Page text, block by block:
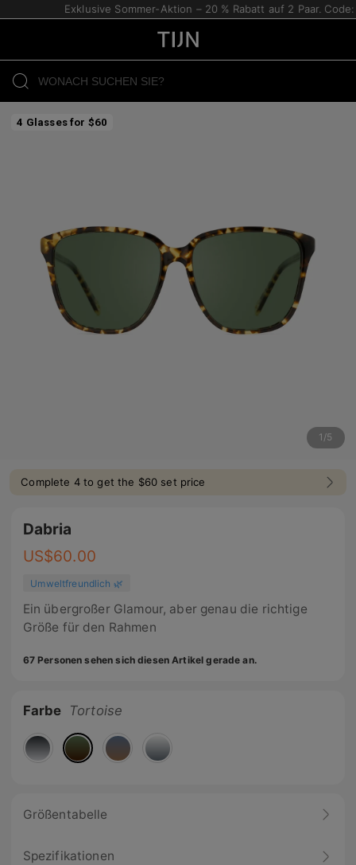
Exklusive Sommer-Aktion – 20 % Rabatt auf 2 Paar. Code:
4 Glasses for $60
1 /5
Complete 4 to get the $60 set price
Dabria
US$60.00
Umweltfreundlich 🌿
Ein übergroßer Glamour, aber genau die richtige
Größe für den Rahmen
67 Personen sehen sich diesen Artikel gerade an.
Farbe Tortoise
Größentabelle
Spezifikationen